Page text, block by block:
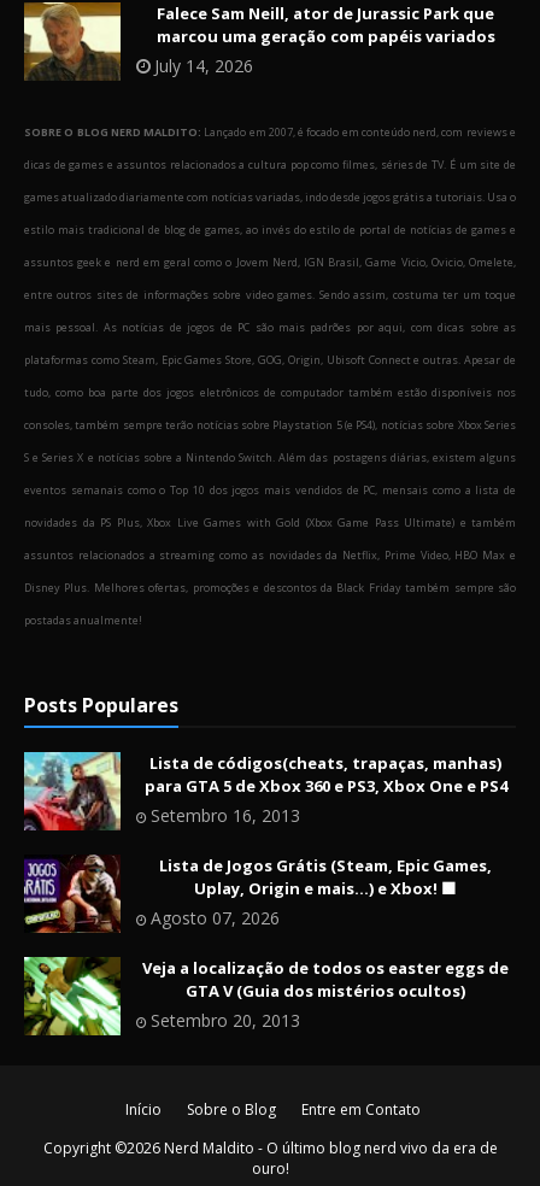
Falece Sam Neill, ator de Jurassic Park que
marcou uma geração com papéis variados
July 14, 2026
SOBRE O BLOG NERD MALDITO: Lançado em 2007, é focado em conteúdo nerd, com reviews e
dicas de games e assuntos relacionados a cultura pop como filmes, séries de TV. É um site de
games atualizado diariamente com notícias variadas, indo desde jogos grátis a tutoriais. Usa o
estilo mais tradicional de blog de games, ao invés do estilo de portal de notícias de games e
assuntos geek e nerd em geral como o Jovem Nerd, IGN Brasil, Game Vicio, Ovicio, Omelete,
entre outros sites de informações sobre video games. Sendo assim, costuma ter um toque
mais pessoal. As notícias de jogos de PC são mais padrões por aqui, com dicas sobre as
plataformas como Steam, Epic Games Store, GOG, Origin, Ubisoft Connect e outras. Apesar de
tudo, como boa parte dos jogos eletrônicos de computador também estão disponíveis nos
consoles, também sempre terão notícias sobre Playstation 5 (e PS4), notícias sobre Xbox Series
S e Series X e notícias sobre a Nintendo Switch. Além das postagens diárias, existem alguns
eventos semanais como o Top 10 dos jogos mais vendidos de PC, mensais como a lista de
novidades da PS Plus, Xbox Live Games with Gold (Xbox Game Pass Ultimate) e também
assuntos relacionados a streaming como as novidades da Netflix, Prime Video, HBO Max e
Disney Plus. Melhores ofertas, promoções e descontos da Black Friday também sempre são
postadas anualmente!
Posts Populares
Lista de códigos(cheats, trapaças, manhas)
para GTA 5 de Xbox 360 e PS3, Xbox One e PS4
Setembro 16, 2013
Lista de Jogos Grátis (Steam, Epic Games,
Uplay, Origin e mais...) e Xbox! 🟩
Agosto 07, 2026
Veja a localização de todos os easter eggs de
GTA V (Guia dos mistérios ocultos)
Setembro 20, 2013
Início Sobre o Blog
Entre em Contato
Copyright ©2026 Nerd Maldito - O último blog nerd vivo da era de
ouro!